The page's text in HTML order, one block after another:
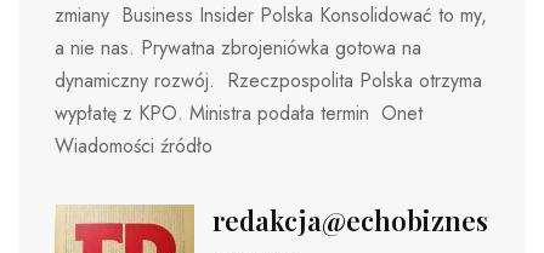
zmiany Business Insider Polska Konsolidować to my,
a nie nas. Prywatna zbrojeniówka gotowa na
dynamiczny rozwój. Rzeczpospolita Polska otrzyma
wypłatę z KPO. Ministra podała termin Onet
Wiadomości źródło
redakcja@echobiznesu.pl